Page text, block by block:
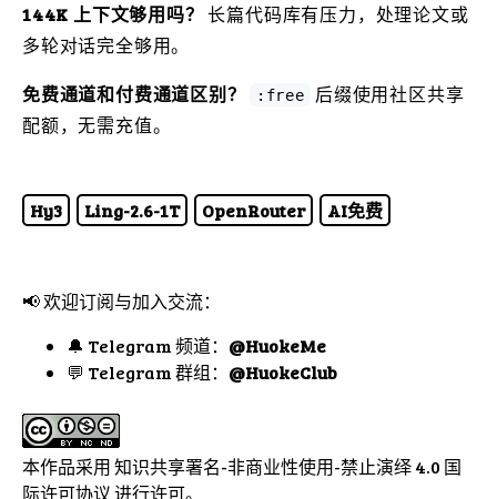
144K 上下文够用吗？ 长篇代码库有压力，处理论文或
多轮对话完全够用。
免费通道和付费通道区别？ :free
后缀使用社区共享
配额，无需充值。
Hy3 Ling-2.6-1T OpenRouter AI免费
📢 欢迎订阅与加入交流：
🔔 Telegram 频道： @HuokeMe
💬 Telegram 群组： @HuokeClub
本作品采用知识共享署名-非商业性使用-禁止演绎 4.0 国
际许可协议进行许可。